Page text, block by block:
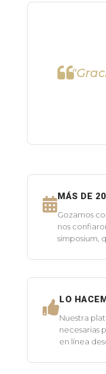
MÁS DE
Gozamos
nos
simposium,
LO
Nuestra
necesarias
en línea